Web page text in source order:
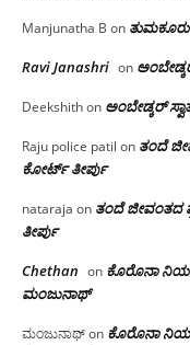
Manjunatha B on
Ravi Janashri on
Deekshithon ಅಂಬೇಡ್ಕರ್
Raju police patil on ತಂದೆ
ಕೋರ್ಟ್ ತೀರ್ಪು
nataraja on ತಂದೆ ಜೀವಂತದ
ತೀರ್ಪು
Chethan on ಕೊರೊನಾ
ಮಂಜು‌ನಾಥ್
ಮಂಜುನಾಥ್on ಕೊರೊನಾ